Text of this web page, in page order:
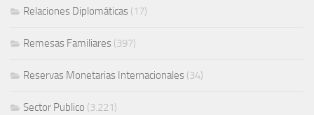
Relaciones Diplomáticas (17)
Remesas Familiares (397)
Reservas Monetarias Internacionales (34)
Sector Publico (3.221)